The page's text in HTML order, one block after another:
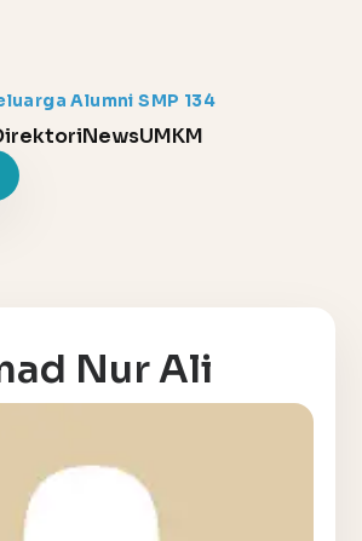
Alumni SMP 134
NewsUMKM
Nur Ali